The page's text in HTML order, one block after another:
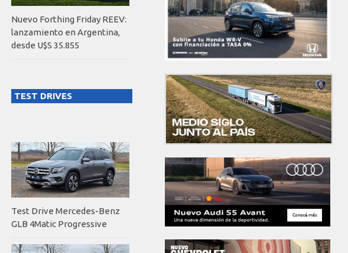
Nuevo Forthing Friday REEV:
lanzamiento en Argentina,
desde U$S 35.855
TEST DRIVES
Test Drive Mercedes-Benz
GLB 4Matic Progressive